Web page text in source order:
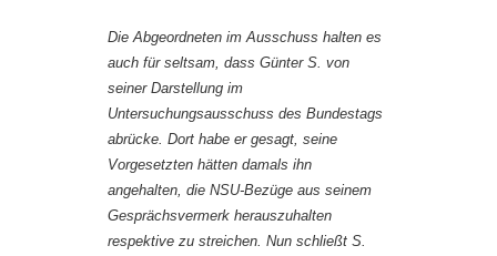
Die Abgeordneten im Ausschuss halten es
auch für seltsam, dass Günter S. von
seiner Darstellung im
Untersuchungsausschuss des Bundestags
abrücke. Dort habe er gesagt, seine
Vorgesetzten hätten damals ihn
angehalten, die NSU-Bezüge aus seinem
Gesprächsvermerk herauszuhalten
respektive zu streichen. Nun schließt S.